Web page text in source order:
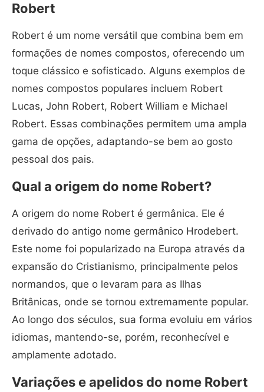
Robert
Robert é um nome versátil que combina bem em
formações de nomes compostos, oferecendo um
toque clássico e sofisticado. Alguns exemplos de
nomes compostos populares incluem Robert
Lucas, John Robert, Robert William e Michael
Robert. Essas combinações permitem uma ampla
gama de opções, adaptando-se bem ao gosto
pessoal dos pais.
Qual a origem do nome Robert?
A origem do nome Robert é germânica. Ele é
derivado do antigo nome germânico Hrodebert.
Este nome foi popularizado na Europa através da
expansão do Cristianismo, principalmente pelos
normandos, que o levaram para as Ilhas
Britânicas, onde se tornou extremamente popular.
Ao longo dos séculos, sua forma evoluiu em vários
idiomas, mantendo-se, porém, reconhecível e
amplamente adotado.
Variações e apelidos do nome Robert